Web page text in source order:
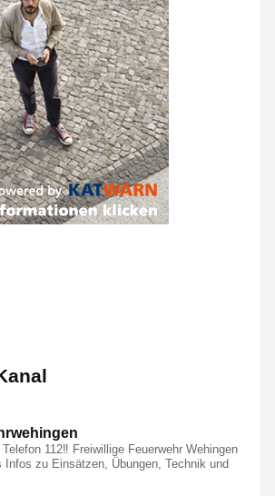
112‼️ Freiwillige Feuerwehr Wehingen
Infos zu Einsätzen, Übungen, Technik und